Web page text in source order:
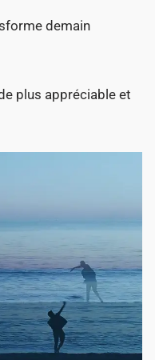
demain
plus appréciable et